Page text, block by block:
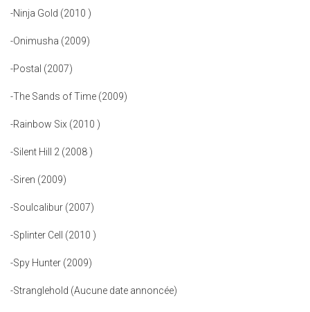
-Ninja Gold (2010 )
-Onimusha (2009)
-Postal (2007)
-The Sands of Time (2009)
-Rainbow Six (2010 )
-Silent Hill 2 (2008 )
-Siren (2009)
-Soulcalibur (2007)
-Splinter Cell (2010 )
-Spy Hunter (2009)
-Stranglehold (Aucune date annoncée)